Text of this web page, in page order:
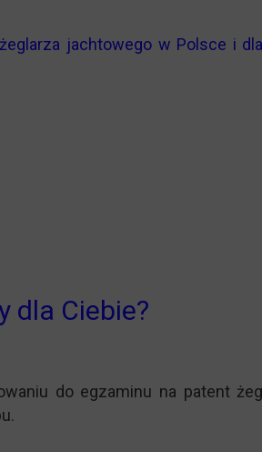
jachtowego w Polsce i
dla Ciebie?
do egzaminu na patent